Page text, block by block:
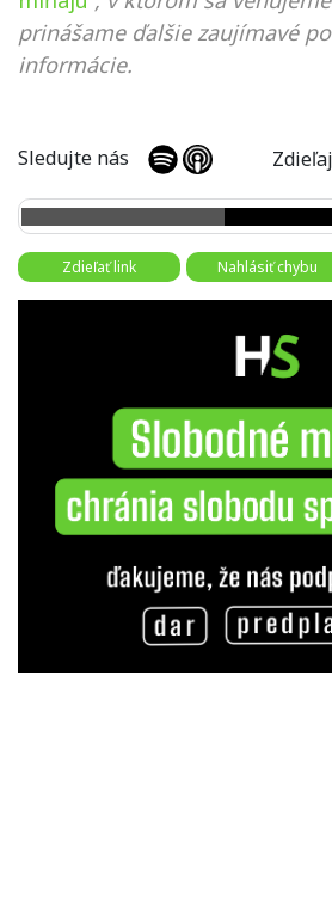
prinášame ďalšie zaujímavé
informácie.
Sledujte nás
Zdieľať link Nahlásiť chybu